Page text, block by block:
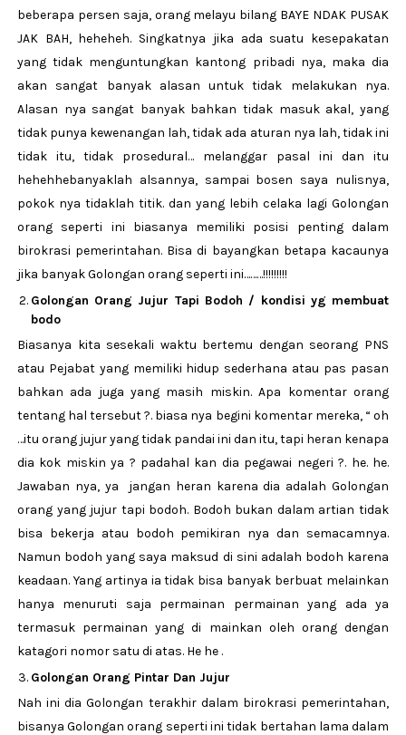
beberapa persen saja, orang melayu bilang BAYE NDAK PUSAK
JAK BAH, heheheh. Singkatnya jika ada suatu kesepakatan
yang tidak menguntungkan kantong pribadi nya, maka dia
akan sangat banyak alasan untuk tidak melakukan nya.
Alasan nya sangat banyak bahkan tidak masuk akal, yang
tidak punya kewenangan lah, tidak ada aturan nya lah, tidak ini
tidak itu, tidak prosedural… melanggar pasal ini dan itu
hehehhebanyaklah alsannya, sampai bosen saya nulisnya,
pokok nya tidaklah titik. dan yang lebih celaka lagi Golongan
orang seperti ini biasanya memiliki posisi penting dalam
birokrasi pemerintahan. Bisa di bayangkan betapa kacaunya
jika banyak Golongan orang seperti ini………!!!!!!!!!
Golongan Orang Jujur Tapi Bodoh / kondisi yg membuat
bodo
Biasanya kita sesekali waktu bertemu dengan seorang PNS
atau Pejabat yang memiliki hidup sederhana atau pas pasan
bahkan ada juga yang masih miskin. Apa komentar orang
tentang hal tersebut ?. biasa nya begini komentar mereka, “ oh
…itu orang jujur yang tidak pandai ini dan itu, tapi heran kenapa
dia kok miskin ya ? padahal kan dia pegawai negeri ?. he. he.
Jawaban nya, ya jangan heran karena dia adalah Golongan
orang yang jujur tapi bodoh. Bodoh bukan dalam artian tidak
bisa bekerja atau bodoh pemikiran nya dan semacamnya.
Namun bodoh yang saya maksud di sini adalah bodoh karena
keadaan. Yang artinya ia tidak bisa banyak berbuat melainkan
hanya menuruti saja permainan permainan yang ada ya
termasuk permainan yang di mainkan oleh orang dengan
katagori nomor satu di atas. He he .
Golongan Orang Pintar Dan Jujur
Nah ini dia Golongan terakhir dalam birokrasi pemerintahan,
bisanya Golongan orang seperti ini tidak bertahan lama dalam